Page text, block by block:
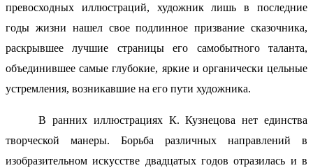
превосходных иллюстраций, художник лишь в последние
годы жизни нашел свое подлинное призвание сказочника,
раскрывшее лучшие страницы его самобытного таланта,
объединившее самые глубокие, яркие и органически цельные
устремления, возникавшие на его пути художника.
В ранних иллюстрациях К. Кузнецова нет единства
творческой манеры. Борьба различных направлений в
изобразительном искусстве двадцатых годов отразилась и в